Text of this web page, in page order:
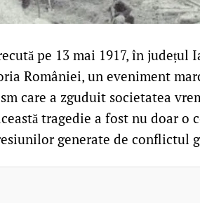
pe 13 mai 1917, în județul
României, un eveniment
care a zguduit societatea
tragedie a fost nu doar o
generate de conflictul